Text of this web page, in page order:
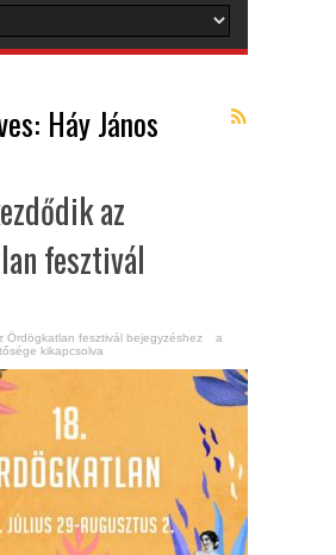
Háy János
az
fesztivál
Ördögkatlan fesztivál bejegyzéshez
a
kikapcsolva